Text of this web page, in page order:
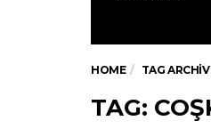
HOME TAG
TAG: